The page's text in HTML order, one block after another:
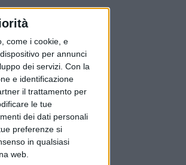
come i cookie, e
per annunci
dei servizi. Con la
e identificazione
il trattamento per
le tue
dei dati personali
preferenze si
in qualsiasi
web.